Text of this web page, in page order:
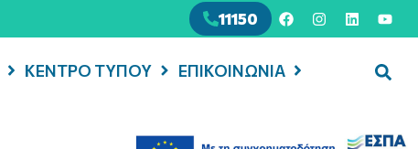
11150
ΚΕΝΤΡΟ ΤΥΠΟΥ ΕΠΙΚΟΙΝΩΝΙΑ